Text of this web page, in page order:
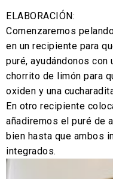
ELABORACIÓN:
Comenzaremos
en un recipiente para
puré, ayudándonos
chorrito de limón para
oxiden y una
En otro recipiente
añadiremos el puré de
bien hasta que ambos
integrados.